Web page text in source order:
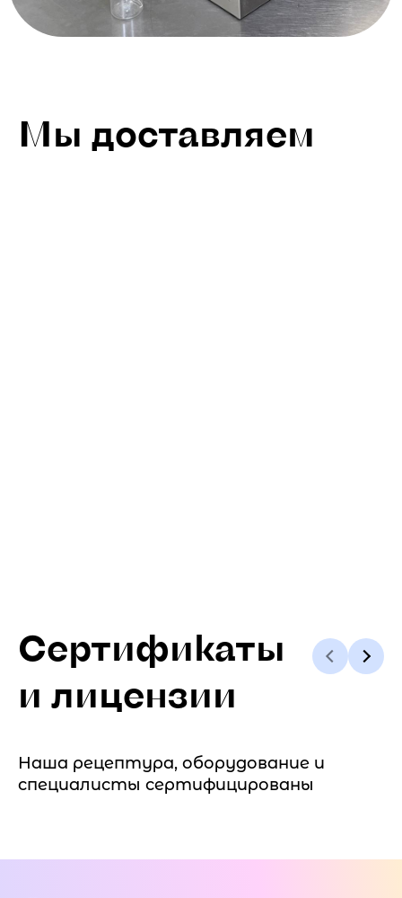
Мы доставляем
Сертификаты
и лицензии
Наша рецептура, оборудование и
специалисты сертифицированы